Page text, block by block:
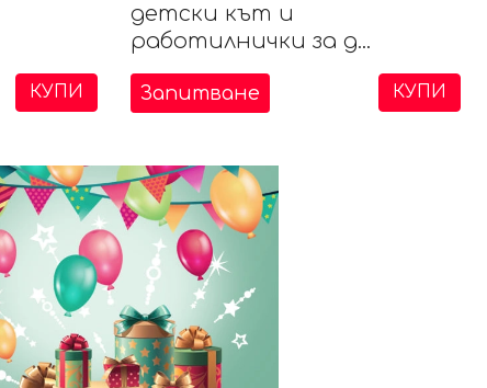
КУПИ
детски кът и
работилнички за д...
Запитване КУПИ